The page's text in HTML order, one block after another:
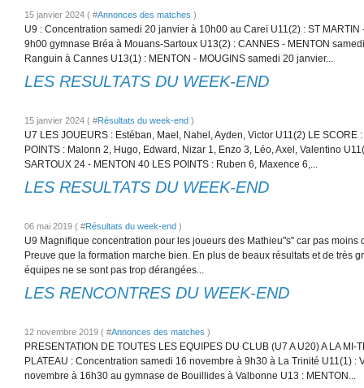
15 janvier 2024 ( #Annonces des matches )
U9 : Concentration samedi 20 janvier à 10h00 au Careï U11(2) : ST
9h00 gymnase Bréa à Mouans-Sartoux U13(2) : CANNES - MENTON
Ranguin à Cannes U13(1) : MENTON - MOUGINS samedi 20 janvier...
LES RESULTATS DU WEEK-END
15 janvier 2024 ( #Résultats du week-end )
U7 LES JOUEURS : Estéban, Mael, Nahel, Ayden, Victor U11(2) LE SCORE
POINTS : Malonn 2, Hugo, Edward, Nizar 1, Enzo 3, Léo, Axel, Valentino
SARTOUX 24 - MENTON 40 LES POINTS : Ruben 6, Maxence 6,...
LES RESULTATS DU WEEK-END
06 mai 2019 ( #Résultats du week-end )
U9 Magnifique concentration pour les joueurs des Mathieu"s" car pas moins
Preuve que la formation marche bien. En plus de beaux résultats et de très
équipes ne se sont pas trop dérangées...
LES RENCONTRES DU WEEK-END
12 novembre 2019 ( #Annonces des matches )
PRESENTATION DE TOUTES LES EQUIPES DU CLUB (U7 A U20) A LA MI-
PLATEAU : Concentration samedi 16 novembre à 9h30 à La Trinité U11(1) :
novembre à 16h30 au gymnase de Bouillides à Valbonne U13 : MENTON...